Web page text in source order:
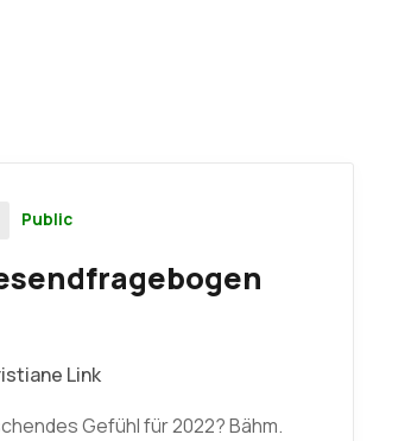
Public
Link
Gefühl für 2022? Bähm.